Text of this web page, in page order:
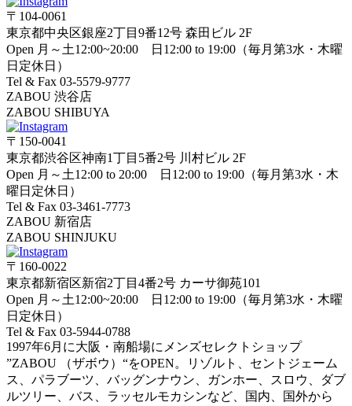
〒104-0061
東京都中央区銀座2丁目9番12号 森田ビル 2F
Open 月～土12:00~20:00 日12:00 to 19:00（毎月第3水・木曜
日定休日）
Tel & Fax 03-5579-9777
ZABOU 渋谷店
ZABOU SHIBUYA
〒150-0041
東京都渋谷区神南1丁目5番2号 川村ビル 2F
Open 月～土12:00 to 20:00 日12:00 to 19:00（毎月第3水・木
曜日定休日）
Tel & Fax 03-3461-7773
ZABOU 新宿店
ZABOU SHINJUKU
〒160-0022
東京都新宿区新宿2丁目4番2号 カーサ御苑101
Open 月～土12:00~20:00 日12:00 to 19:00（毎月第3水・木曜
日定休日）
Tel & Fax 03-5944-0788
1997年6月に大阪・南船場にメンズセレクトショップ
”ZABOU （ザボウ）“をOPEN。リゾルト、セントジェーム
ス、パラブーツ、バッグンナウン、ガンホー、スロウ、ダブ
ルツリー、バス、ラッセルモカシンなど、国内、国外から